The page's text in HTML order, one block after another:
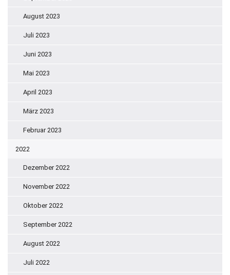
August 2023
Juli 2023
Juni 2023
Mai 2023
April 2023
März 2023
Februar 2023
2022
Dezember 2022
November 2022
Oktober 2022
September 2022
August 2022
Juli 2022